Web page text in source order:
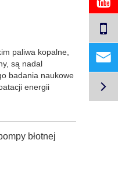
paliwa kopalne,
są nadal
badania naukowe
energii
błotnej

